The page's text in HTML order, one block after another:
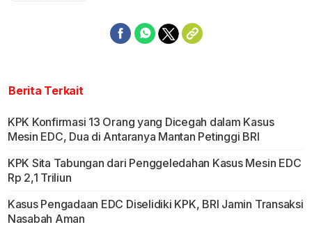
Berita Terkait
KPK Konfirmasi 13 Orang yang Dicegah dalam Kasus
Mesin EDC, Dua di Antaranya Mantan Petinggi BRI
KPK Sita Tabungan dari Penggeledahan Kasus Mesin EDC
Rp 2,1 Triliun
Kasus Pengadaan EDC Diselidiki KPK, BRI Jamin Transaksi
Nasabah Aman